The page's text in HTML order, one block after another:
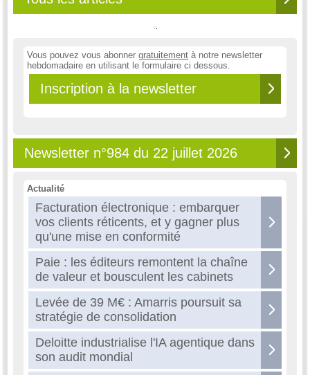
Vous pouvez vous abonner gratuitement à notre newsletter
hebdomadaire en utilisant le formulaire ci dessous.
Inscription à la newsletter
Newsletter n°984 du 22 juillet 2026
Actualité
Facturation électronique : embarquer
vos clients réticents, et y gagner plus
qu'une mise en conformité
Paie : les éditeurs remontent la chaîne
de valeur et bousculent les cabinets
Levée de 39 M€ : Amarris poursuit sa
stratégie de consolidation
Deloitte industrialise l'IA agentique dans
son audit mondial